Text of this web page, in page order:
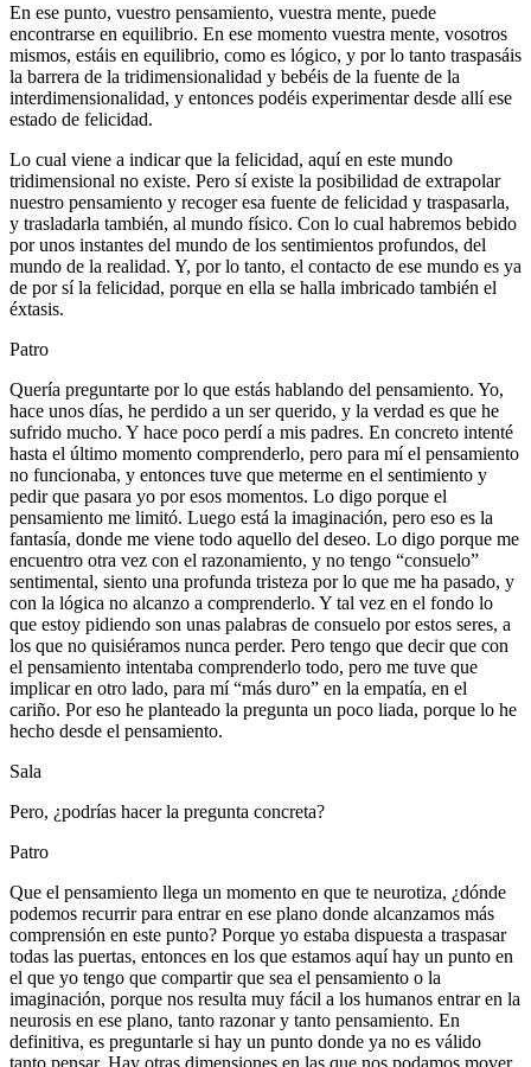
En ese punto, vuestro pensamiento, vuestra mente, puede
encontrarse en equilibrio. En ese momento vuestra mente, vosotros
mismos, estáis en equilibrio, como es lógico, y por lo tanto traspasáis
la barrera de la tridimensionalidad y bebéis de la fuente de la
interdimensionalidad, y entonces podéis experimentar desde allí ese
estado de felicidad.
Lo cual viene a indicar que la felicidad, aquí en este mundo
tridimensional no existe. Pero sí existe la posibilidad de extrapolar
nuestro pensamiento y recoger esa fuente de felicidad y traspasarla,
y trasladarla también, al mundo físico. Con lo cual habremos bebido
por unos instantes del mundo de los sentimientos profundos, del
mundo de la realidad. Y, por lo tanto, el contacto de ese mundo es ya
de por sí la felicidad, porque en ella se halla imbricado también el
éxtasis.
Patro
Quería preguntarte por lo que estás hablando del pensamiento. Yo,
hace unos días, he perdido a un ser querido, y la verdad es que he
sufrido mucho. Y hace poco perdí a mis padres. En concreto intenté
hasta el último momento comprenderlo, pero para mí el pensamiento
no funcionaba, y entonces tuve que meterme en el sentimiento y
pedir que pasara yo por esos momentos. Lo digo porque el
pensamiento me limitó. Luego está la imaginación, pero eso es la
fantasía, donde me viene todo aquello del deseo. Lo digo porque me
encuentro otra vez con el razonamiento, y no tengo “consuelo”
sentimental, siento una profunda tristeza por lo que me ha pasado, y
con la lógica no alcanzo a comprenderlo. Y tal vez en el fondo lo
que estoy pidiendo son unas palabras de consuelo por estos seres, a
los que no quisiéramos nunca perder. Pero tengo que decir que con
el pensamiento intentaba comprenderlo todo, pero me tuve que
implicar en otro lado, para mí “más duro” en la empatía, en el
cariño. Por eso he planteado la pregunta un poco liada, porque lo he
hecho desde el pensamiento.
Sala
Pero, ¿podrías hacer la pregunta concreta?
Patro
Que el pensamiento llega un momento en que te neurotiza, ¿dónde
podemos recurrir para entrar en ese plano donde alcanzamos más
comprensión en este punto? Porque yo estaba dispuesta a traspasar
todas las puertas, entonces en los que estamos aquí hay un punto en
el que yo tengo que compartir que sea el pensamiento o la
imaginación, porque nos resulta muy fácil a los humanos entrar en la
neurosis en ese plano, tanto razonar y tanto pensamiento. En
definitiva, es preguntarle si hay un punto donde ya no es válido
tanto pensar. Hay otras dimensiones en las que nos podamos mover